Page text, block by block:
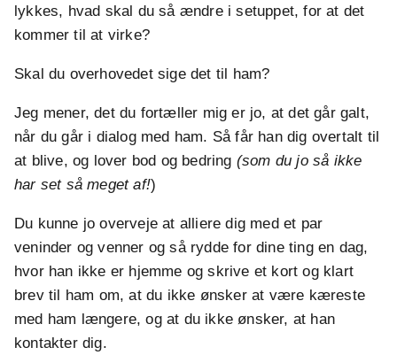
lykkes, hvad skal du så ændre i setuppet, for at det
kommer til at virke?
Skal du overhovedet sige det til ham?
Jeg mener, det du fortæller mig er jo, at det går galt,
når du går i dialog med ham. Så får han dig overtalt til
at blive, og lover bod og bedring (som du jo så ikke
har set så meget af!)
Du kunne jo overveje at alliere dig med et par
veninder og venner og så rydde for dine ting en dag,
hvor han ikke er hjemme og skrive et kort og klart
brev til ham om, at du ikke ønsker at være kæreste
med ham længere, og at du ikke ønsker, at han
kontakter dig.